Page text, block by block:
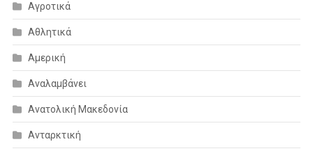
Αγροτικά
Αθλητικά
Αμερική
Αναλαμβάνει
Ανατολική Μακεδονία
Ανταρκτική